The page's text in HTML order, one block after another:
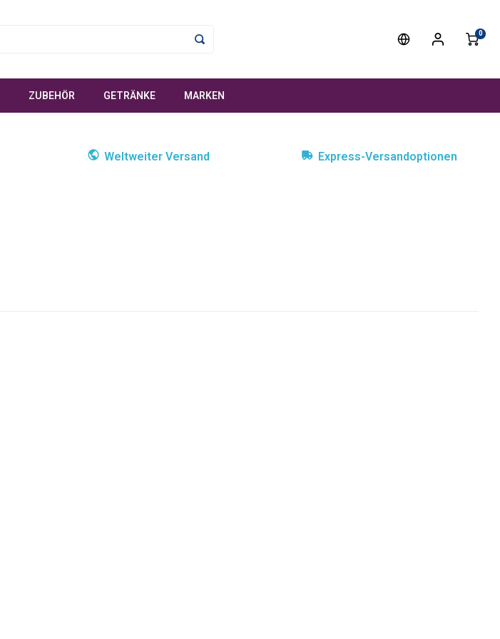
0
ZUBEHÖR GETRÄNKE MARKEN
Weltweiter Versand Express-Versandoptionen